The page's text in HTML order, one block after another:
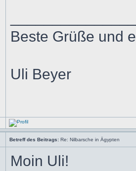
Beste Grüße und
Uli Beyer
Betreff des Beitrags: Re: Nilbarsche in Ägypten
Moin Uli!